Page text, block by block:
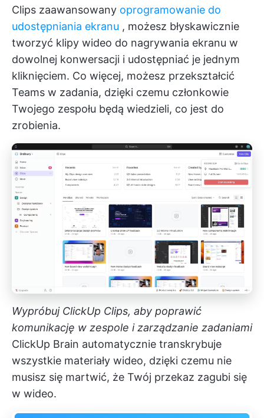
Clips zaawansowany oprogramowanie do
udostępniania ekranu , możesz błyskawicznie
tworzyć klipy wideo do nagrywania ekranu w
dowolnej konwersacji i udostępniać je jednym
kliknięciem. Co więcej, możesz przekształcić
Teams w zadania, dzięki czemu członkowie
Twojego zespołu będą wiedzieli, co jest do
zrobienia.
Wypróbuj ClickUp Clips, aby poprawić
komunikację w zespole i zarządzanie zadaniami
ClickUp Brain automatycznie transkrybuje
wszystkie materiały wideo, dzięki czemu nie
musisz się martwić, że Twój przekaz zagubi się
w wideo.